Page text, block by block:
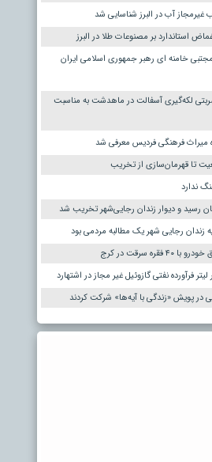
استاندارد بر مصنوعات طلا در البرز
خامنه ای رهبر جمهوری اسلامی ایران
لکه‌گیری آسفالت در ماهدشت به مناسبت
میراث فرهنگی فردیس معرفی شد
تا قهرمان‌سازی از تخریب
ندارد
رسید و دیوار زندان رجایی‌شهر تخریب شد
زندان رجایی شهر یک مطالبه مردمی بود
سرقت در کرج